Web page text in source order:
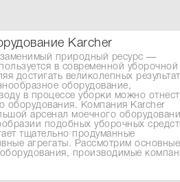
Karcher
природный ресурс —
в современной уборочной
достигать великолепных
оборудование,
в процессе уборки можно
оборудования. Компания Karcher
арсенал моечного
подобных уборочных
тщательно продуманные
агрегаты. Рассмотрим основные
производимые